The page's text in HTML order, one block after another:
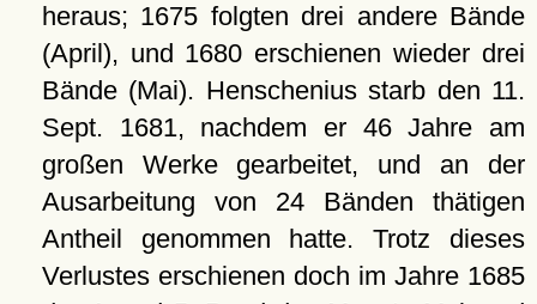
heraus; 1675 folgten drei andere Bände
(April), und 1680 erschienen wieder drei
Bände (Mai). Henschenius starb den 11.
Sept. 1681, nachdem er 46 Jahre am
großen Werke gearbeitet, und an der
Ausarbeitung von 24 Bänden thätigen
Antheil genommen hatte. Trotz dieses
Verlustes erschienen doch im Jahre 1685